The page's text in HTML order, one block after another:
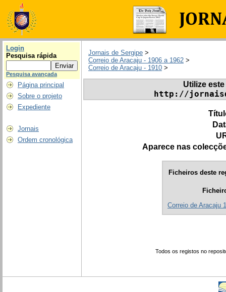
Login
Pesquisa rápida
Pesquisa avançada
Página principal
Sobre o projeto
Expediente
Jornais
Ordem cronológica
Jornais de Sergipe >
Correio de Aracaju - 1906 a 1962 >
Correio de Aracaju - 1910 >
Utilize
http://
Aparece nas
Ficheiros deste
Correio de Aracaju
Todos os registos no